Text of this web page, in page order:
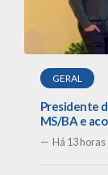
GERAL
Presidente
MS/BA e
Há 13 horas